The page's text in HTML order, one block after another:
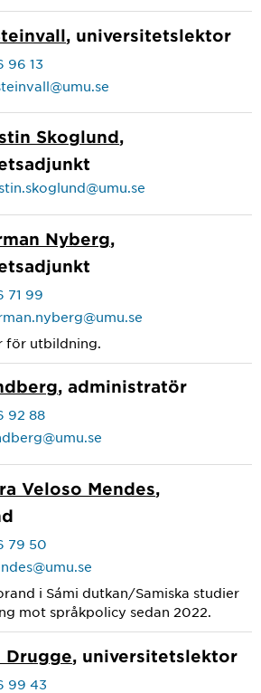
, universitetslektor
96 13
Skoglund,
Nyberg,
71 99
för utbildning.
, administratör
92 88
Veloso Mendes,
79 50
i Sámi dutkan/Samiska studier
mot språkpolicy sedan 2022.
Drugge, universitetslektor
99 43